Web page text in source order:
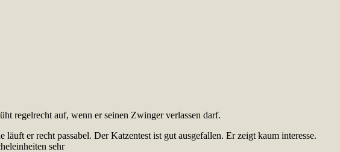
regelrecht auf, wenn er seinen Zwinger verlassen darf.
er recht passabel. Der Katzentest ist gut ausgefallen. Er zeigt kaum interesse.
sehr